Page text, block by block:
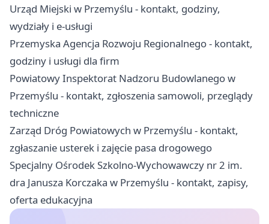
Urząd Miejski w Przemyślu - kontakt, godziny,
wydziały i e-usługi
Przemyska Agencja Rozwoju Regionalnego - kontakt,
godziny i usługi dla firm
Powiatowy Inspektorat Nadzoru Budowlanego w
Przemyślu - kontakt, zgłoszenia samowoli, przeglądy
techniczne
Zarząd Dróg Powiatowych w Przemyślu - kontakt,
zgłaszanie usterek i zajęcie pasa drogowego
Specjalny Ośrodek Szkolno-Wychowawczy nr 2 im.
dra Janusza Korczaka w Przemyślu - kontakt, zapisy,
oferta edukacyjna